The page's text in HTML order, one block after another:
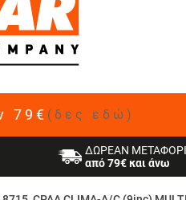
79€ (δες εδώ)
ΔΩΡΕΑΝ
από 79€ και άνω